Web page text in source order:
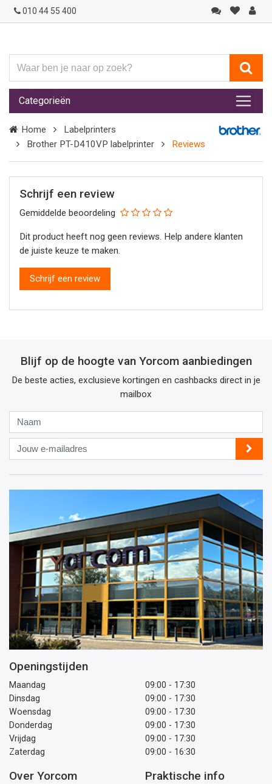
010 44 55 400
ben
je
naar
op
zoek?
Categorieën
Home
Labelprinters
Brother PT-D410VP labelprinter
Reviews
Schrijf een review
Gemiddelde beoordeling
Dit product heeft nog geen reviews. Help andere klanten
de juiste keuze te maken.
Schrijf een review
Blijf op de hoogte van Yorcom aanbiedingen
De beste acties, exclusieve kortingen en cashbacks direct in je
mailbox
Jouw
e-
mailadres
Openingstijden
Maandag
09:00 - 17:30
Dinsdag
09:00 - 17:30
Woensdag
09:00 - 17:30
Donderdag
09:00 - 17:30
Vrijdag
09:00 - 17:30
Zaterdag
09:00 - 16:30
Over Yorcom Praktische info